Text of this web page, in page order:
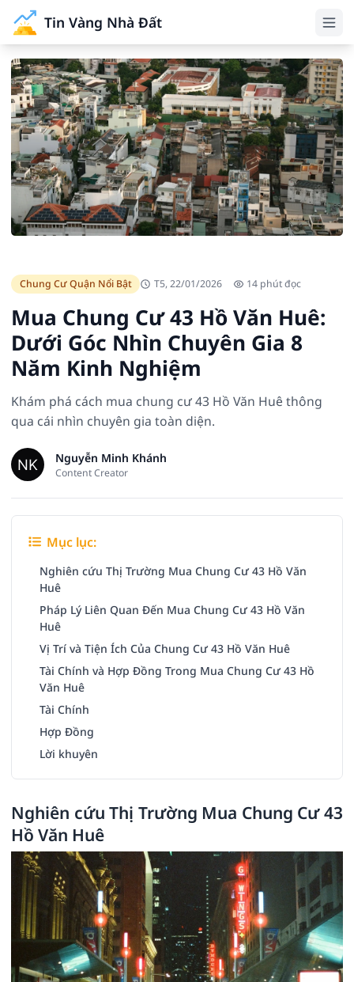
Tin Vàng Nhà Đất
Chung Cư Quận Nổi Bật T5, 22/01/2026 14 phút đọc
Mua Chung Cư 43 Hồ Văn Huê:
Dưới Góc Nhìn Chuyên Gia 8
Năm Kinh Nghiệm
Khám phá cách mua chung cư 43 Hồ Văn Huê thông
qua cái nhìn chuyên gia toàn diện.
Nguyễn Minh Khánh
Content Creator
Mục lục:
Nghiên cứu Thị Trường Mua Chung Cư 43 Hồ Văn
Huê
Pháp Lý Liên Quan Đến Mua Chung Cư 43 Hồ Văn
Huê
Vị Trí và Tiện Ích Của Chung Cư 43 Hồ Văn Huê
Tài Chính và Hợp Đồng Trong Mua Chung Cư 43 Hồ
Văn Huê
Tài Chính
Hợp Đồng
Lời khuyên
Nghiên cứu Thị Trường Mua Chung Cư 43
Hồ Văn Huê